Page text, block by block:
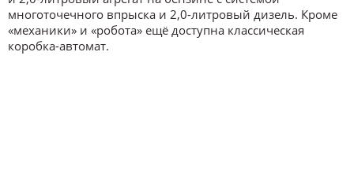
многоточечного впрыска и 2,0-литровый дизель. Кроме
«механики» и «робота» ещё доступна классическая
коробка-автомат.